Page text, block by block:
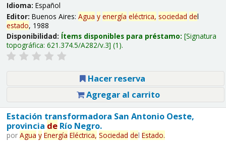
Idioma: Español
Editor: Buenos Aires: Agua y energía eléctrica, sociedad del
estado, 1988
Disponibilidad: Ítems disponibles para préstamo: Signatura
topográfica: 621.374.5/A282/v.3 (1).
Hacer reserva
Agregar al carrito
Estación transformadora San Antonio Oeste,
provincia deRío Negro.
por Agua y Energía Eléctrica, Sociedad del Estado.